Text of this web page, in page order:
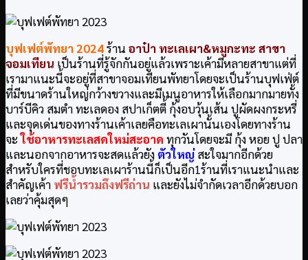
บุฟเฟต์พัทยา2024ร้าน อาป๋า ทะเลเผา&หมูกะทะ สาขา
จอมเทียน เป็นร้านที่รู้จักกันอยู่แล้วเพราะเค้ามีหลายสาขาแต่ที่
เรามาแนะนี้จะอยู่ที่สาขาจอมเทียนพัทยาโดยจะเป็นร้านบุฟเฟ่ต์
ที่มีขนาดร้านใหญ่กว้างขวางและมีเมนูอาหารให้เลือกมากมายทั้ง
บาร์บีคิว สมตำ ทะเลดอง สปาเก็ตตี้ กุ้งอบวุ้นเส้น ปูผัดผงกระหรี่
และจุดเด่นของทางร้านเค้าเลยคือทะเลเผานั้นเองโดยทางร้าน
จะใช้อาหารทะเลสดใหม่สะอาด ทุกวันโดยจะมี กุ้ง หอย ปู ปลา
และนอกจากอาหารจะสดแล้วยัง ตัวใหญ่สะใจมากอีกด้วย
สำหรับใครที่ชอบทะเลเผาร้านนี้ก็เป็นอีก1ร้านที่เราแนะนำและ
สำคัญเค้า ฟรีน้ำรวมถึงฟรีถ่าน และยังไม่จำกัดเวลาอีกด้วยบอก
เลยว่าคุ้มสุดๆ